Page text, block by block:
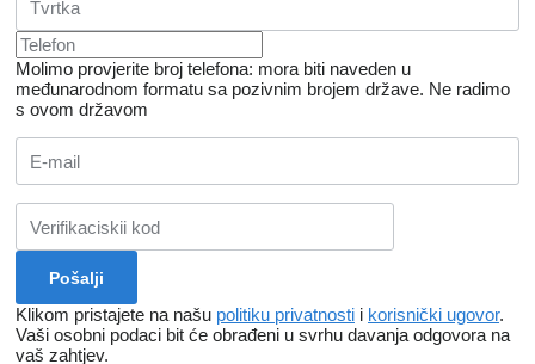
Molimo provjerite broj telefona: mora biti naveden u
međunarodnom formatu sa pozivnim brojem države. Ne radimo
s ovom državom
Klikom pristajete na našu politiku privatnosti i korisnički ugovor.
Vaši osobni podaci bit će obrađeni u svrhu davanja odgovora na
vaš zahtjev.